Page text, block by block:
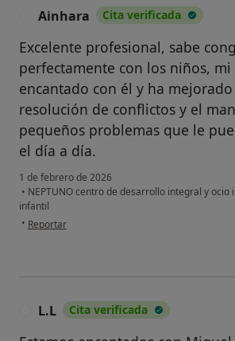
Ainhara Cita verificada
Excelente profesional, sabe
perfectamente con los niños,
encantado con él y ha
resolución de conflictos y el
pequeños problemas que le
el día a día.
1 de febrero de 2026
• NEPTUNO centro de desarrollo integral y ocio
infantil
• en opinión del usuario Ainhara
Reportar
L.L Cita verificada
¿Alguna vez has usado una
o chatbot de IA para hablar
sobre un tema emocional o
psicológico?
No, y no confío en ello